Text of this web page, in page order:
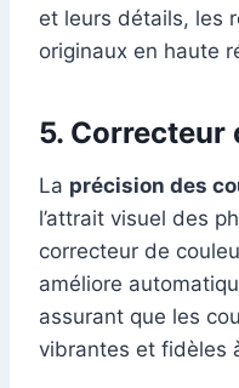
et leurs détails, les
originaux en haute
5. Correcteur
La précision des
l’attrait visuel des
correcteur de
améliore
assurant que les
vibrantes et fidèles